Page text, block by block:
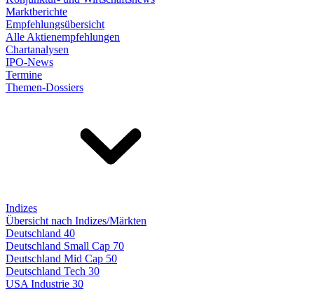
Marktberichte
Empfehlungsübersicht
Alle Aktienempfehlungen
Chartanalysen
IPO-News
Termine
Themen-Dossiers
Indizes
Übersicht nach Indizes/Märkten
Deutschland 40
Deutschland Small Cap 70
Deutschland Mid Cap 50
Deutschland Tech 30
USA Industrie 30